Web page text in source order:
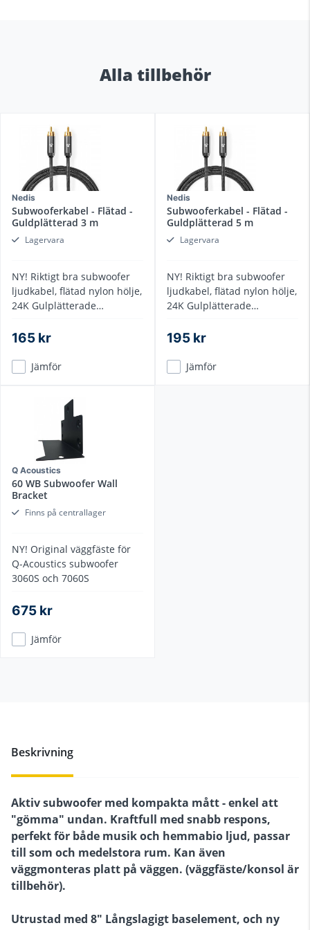
Alla tillbehör
Nedis
Subwooferkabel - Flätad -
Guldplätterad 3 m
Lagervara
NY! Riktigt bra subwoofer
ljudkabel, flätad nylon hölje,
24K Gulplätterade
skärmning
165 kr
Jämför
Nedis
Subwooferkabel - Flätad -
Guldplätterad 5 m
Lagervara
NY! Riktigt bra subwoofer
ljudkabel, flätad nylon hölje,
24K Gulplätterade
skärmning
195 kr
Jämför
Q Acoustics
60 WB Subwoofer Wall
Bracket
Finns på centrallager
NY! Original väggfäste för
Q-Acoustics subwoofer
3060S och 7060S
675 kr
Jämför
Beskrivning
Aktiv subwoofer med kompakta mått - enkel att
"gömma" undan. Kraftfull med snabb respons,
perfekt för både musik och hemmabio ljud, passar
till som och medelstora rum. Kan även
väggmonteras platt på väggen. (väggfäste/konsol är
tillbehör).
Utrustad med 8" Långslagigt baselement, och ny